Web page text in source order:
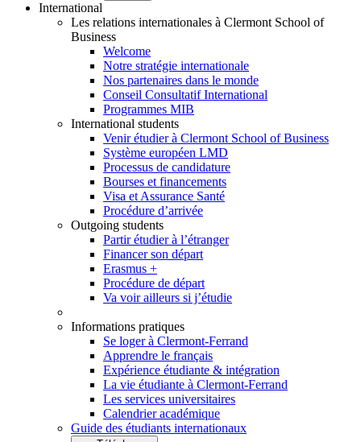
International
Les relations internationales à Clermont School of
Business
Welcome
Notre stratégie internationale
Nos partenaires dans le monde
Conseil Consultatif International
Programmes MIB
International students
Venir étudier à Clermont School of Business
Système européen LMD
Processus de candidature
Bourses et financements
Visa et Assurance Santé
Procédure d’arrivée
Outgoing students
Partir étudier à l’étranger
Financer son départ
Erasmus +
Procédure de départ
Va voir ailleurs si j’étudie
Informations pratiques
Se loger à Clermont-Ferrand
Apprendre le français
Expérience étudiante & intégration
La vie étudiante à Clermont-Ferrand
Les services universitaires
Calendrier académique
Guide des étudiants internationaux